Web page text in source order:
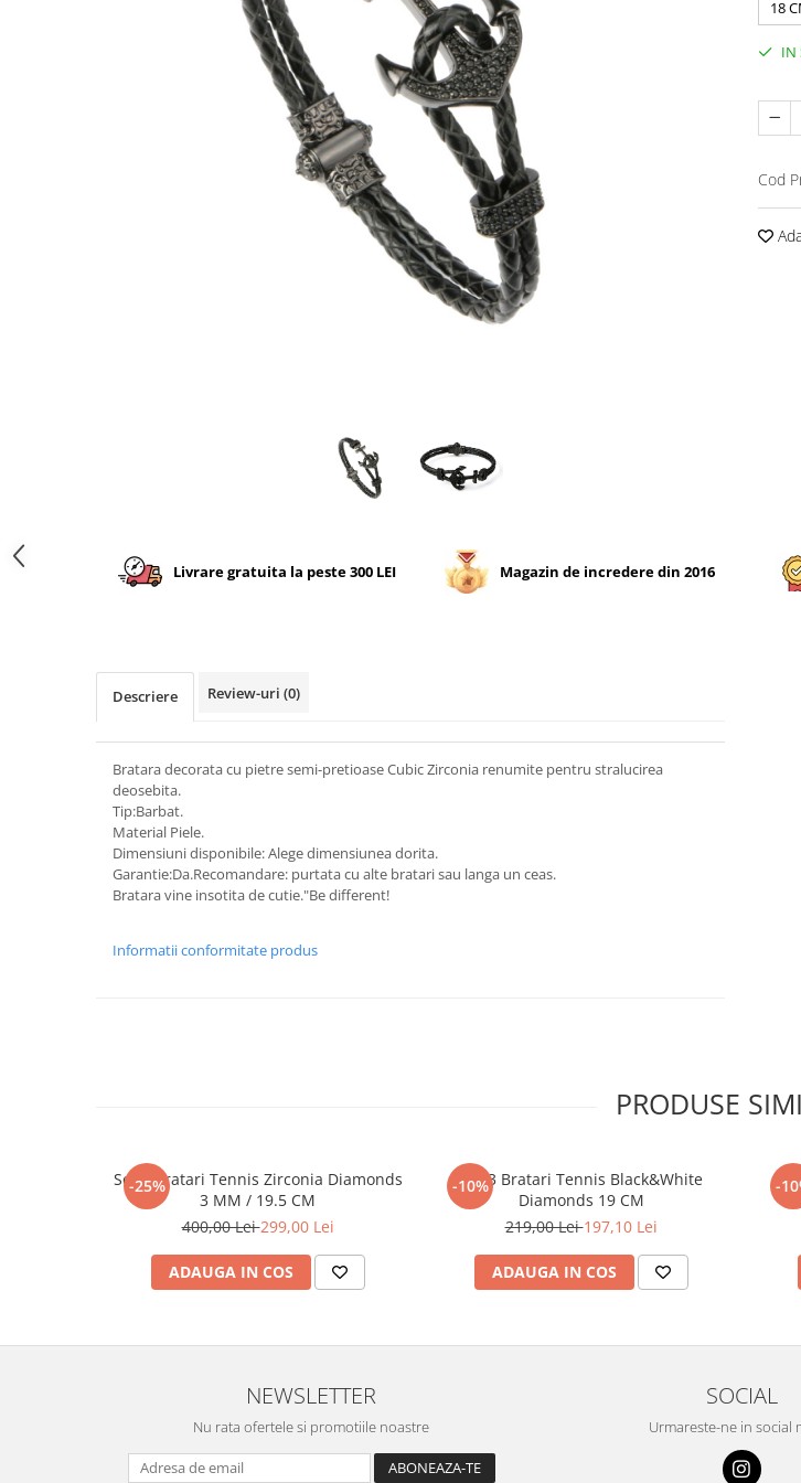
18
IN
Cod
Livrare gratuita la peste 300 LEI Magazin de incredere din 2016
Descriere Review-uri (0)
Bratara decorata cu pietre semi-pretioase Cubic Zirconia renumite pentru stralucirea
deosebita.
Tip:Barbat.
Material Piele.
Dimensiuni disponibile: Alege dimensiunea dorita.
Garantie:Da.Recomandare: purtata cu alte bratari sau langa un ceas.
Bratara vine insotita de cutie."Be different!
Informatii conformitate produs
PRODUSE
-25%
Set 5 Bratari Tennis Zirconia Diamonds
3 MM / 19.5 CM
400,00 Lei299,00 Lei
ADAUGA IN COS
-10%
Set 3 Bratari Tennis Black&White
Diamonds 19 CM
219,00 Lei197,10 Lei
ADAUGA IN COS
-
NEWSLETTER
Nu rata ofertele si promotiile noastre
SOCIAL
Urmareste-ne in social